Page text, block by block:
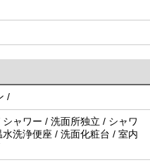
/
ャワー / 洗面所独立 / シャワ
洗浄便座 / 洗面化粧台 / 室内